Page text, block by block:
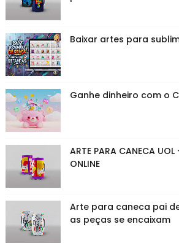
Baixar artes para
Ganhe dinheiro com o
ARTE PARA CANECA UOL
ONLINE
Arte para caneca pai
as peças se encaixam